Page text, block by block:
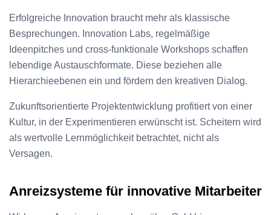
Erfolgreiche Innovation braucht mehr als klassische
Besprechungen. Innovation Labs, regelmäßige
Ideenpitches und cross-funktionale Workshops schaffen
lebendige Austauschformate. Diese beziehen alle
Hierarchieebenen ein und fördern den kreativen Dialog.
Zukunftsorientierte Projektentwicklung profitiert von einer
Kultur, in der Experimentieren erwünscht ist. Scheitern wird
als wertvolle Lernmöglichkeit betrachtet, nicht als
Versagen.
Anreizsysteme für innovative Mitarbeiter